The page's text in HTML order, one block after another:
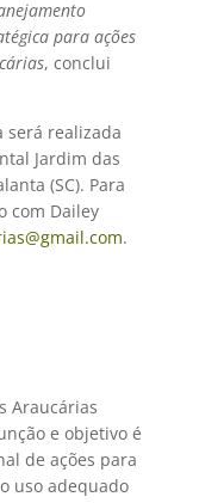
para ações
, conclui
será realizada
Jardim das
(SC). Para
com Dailey
.
Araucárias
e objetivo é
de ações para
uso adequado